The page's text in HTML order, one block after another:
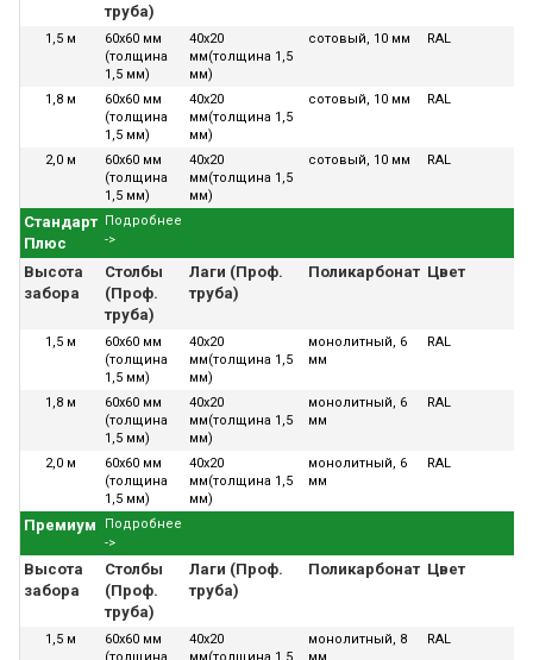
труба)
1,5 м
60х60 мм
(толщина
1,5 мм)
40х20
мм(толщина 1,5
мм)
сотовый, 10 мм RAL
1,8 м
60х60 мм
(толщина
1,5 мм)
40х20
мм(толщина 1,5
мм)
сотовый, 10 мм RAL
2,0 м
60х60 мм
(толщина
1,5 мм)
40х20
мм(толщина 1,5
мм)
сотовый, 10 мм RAL
Стандарт
Плюс
Подробнее
->
Высота
забора
Столбы
(Проф.
труба)
Лаги (Проф.
труба)
Поликарбонат Цвет
1,5 м
60х60 мм
(толщина
1,5 мм)
40х20
мм(толщина 1,5
мм)
монолитный, 6
мм
RAL
1,8 м
60х60 мм
(толщина
1,5 мм)
40х20
мм(толщина 1,5
мм)
монолитный, 6
мм
RAL
2,0 м
60х60 мм
(толщина
1,5 мм)
40х20
мм(толщина 1,5
мм)
монолитный, 6
мм
RAL
Премиум
Подробнее
->
Высота
забора
Столбы
(Проф.
труба)
Лаги (Проф.
труба)
Поликарбонат Цвет
1,5 м
60х60 мм
(толщина
40х20
мм(толщина 1,5
монолитный, 8
мм
RAL